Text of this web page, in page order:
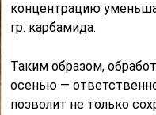
концентрацию
гр. карбамида.
Таким образом,
осенью —
позволит не только